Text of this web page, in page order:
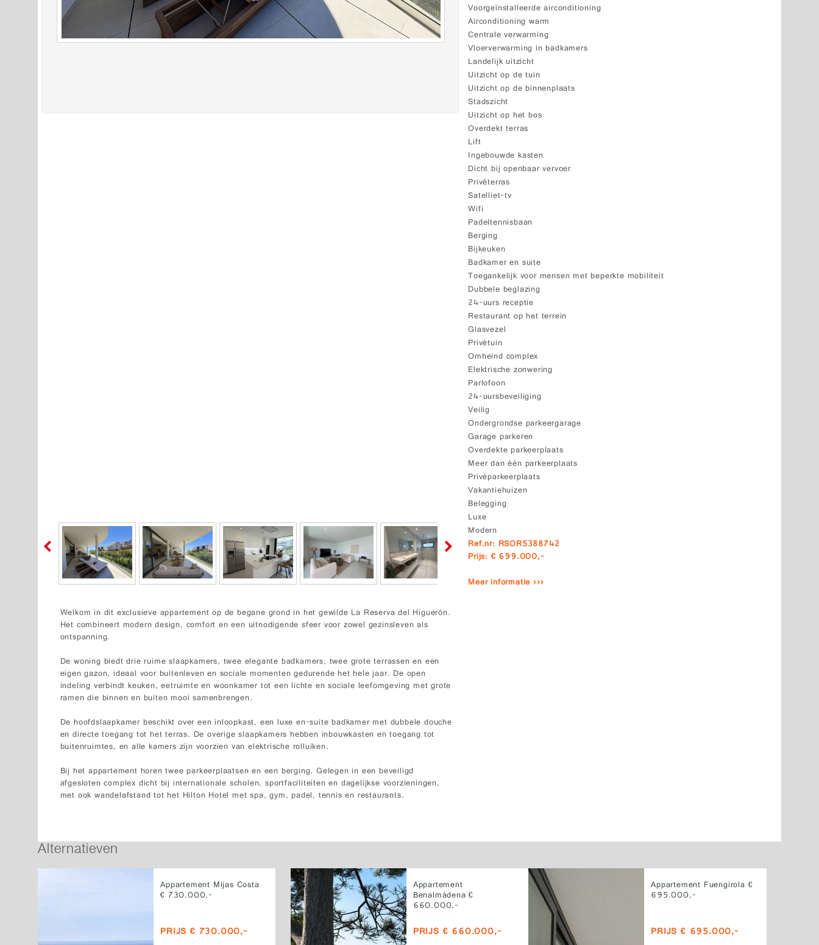
Voorgeïnstalleerde airconditioning
Airconditioning warm
Centrale verwarming
Vloerverwarming in badkamers
Landelijk uitzicht
Uitzicht op de tuin
Uitzicht op de binnenplaats
Stadszicht
Uitzicht op het bos
Overdekt terras
Lift
Ingebouwde kasten
Dicht bij openbaar vervoer
Privéterras
Satelliet-tv
Wifi
Padeltennisbaan
Berging
Bijkeuken
Badkamer en suite
Toegankelijk voor mensen met beperkte mobiliteit
Dubbele beglazing
24-uurs receptie
Restaurant op het terrein
Glasvezel
Privétuin
Omheind complex
Elektrische zonwering
Parlofoon
24-uursbeveiliging
Veilig
Ondergrondse parkeergarage
Garage parkeren
Overdekte parkeerplaats
Meer dan één parkeerplaats
Privéparkeerplaats
Vakantiehuizen
Belegging
Luxe
Modern
Ref.nr: RSOR5388742
Prijs: € 699.000,-
Meer informatie ›››
Welkom in dit exclusieve appartement op de begane grond in het gewilde La Reserva del Higuerón.
Het combineert modern design, comfort en een uitnodigende sfeer voor zowel gezinsleven als
ontspanning.
De woning biedt drie ruime slaapkamers, twee elegante badkamers, twee grote terrassen en een
eigen gazon, ideaal voor buitenleven en sociale momenten gedurende het hele jaar. De open
indeling verbindt keuken, eetruimte en woonkamer tot een lichte en sociale leefomgeving met grote
ramen die binnen en buiten mooi samenbrengen.
De hoofdslaapkamer beschikt over een inloopkast, een luxe en-suite badkamer met dubbele douche
en directe toegang tot het terras. De overige slaapkamers hebben inbouwkasten en toegang tot
buitenruimtes, en alle kamers zijn voorzien van elektrische rolluiken.
Bij het appartement horen twee parkeerplaatsen en een berging. Gelegen in een beveiligd
afgesloten complex dicht bij internationale scholen, sportfaciliteiten en dagelijkse voorzieningen,
met ook wandelafstand tot het Hilton Hotel met spa, gym, padel, tennis en restaurants.
Alternatieven
Appartement Mijas Costa
€ 730.000,-
PRIJS € 730.000,-
Appartement
Benalmádena €
660.000,-
PRIJS € 660.000,-
Appartement Fuengirola €
695.000,-
PRIJS € 695.000,-